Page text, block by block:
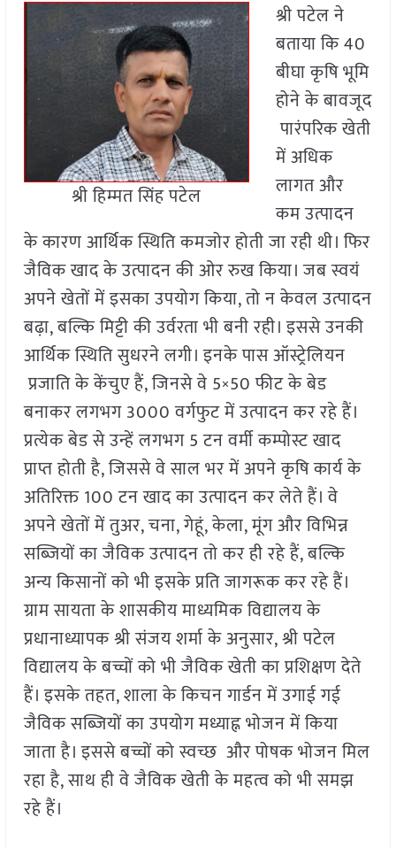
श्री हिम्मत सिंह पटेल
श्री पटेल ने
बताया कि 40
बीघा कृषि भूमि
होने के बावजूद
पारंपरिक खेती
में अधिक
लागत और
कम उत्पादन
के कारण आर्थिक स्थिति कमजोर होती जा रही थी। फिर
जैविक खाद के उत्पादन की ओर रुख किया। जब स्वयं
अपने खेतों में इसका उपयोग किया, तो न केवल उत्पादन
बढ़ा, बल्कि मिट्टी की उर्वरता भी बनी रही। इससे उनकी
आर्थिक स्थिति सुधरने लगी। इनके पास ऑस्ट्रेलियन
प्रजाति के केंचुए हैं, जिनसे वे 5×50 फीट के बेड
बनाकर लगभग 3000 वर्गफुट में उत्पादन कर रहे हैं।
प्रत्येक बेड से उन्हें लगभग 5 टन वर्मी कम्पोस्ट खाद
प्राप्त होती है, जिससे वे साल भर में अपने कृषि कार्य के
अतिरिक्त 100 टन खाद का उत्पादन कर लेते हैं। वे
अपने खेतों में तुअर, चना, गेहूं, केला, मूंग और विभिन्न
सब्जियों का जैविक उत्पादन तो कर ही रहे हैं, बल्कि
अन्य किसानों को भी इसके प्रति जागरूक कर रहे हैं।
ग्राम सायता के शासकीय माध्यमिक विद्यालय के
प्रधानाध्यापक श्री संजय शर्मा के अनुसार, श्री पटेल
विद्यालय के बच्चों को भी जैविक खेती का प्रशिक्षण देते
हैं। इसके तहत, शाला के किचन गार्डन में उगाई गई
जैविक सब्जियों का उपयोग मध्याह्न भोजन में किया
जाता है। इससे बच्चों को स्वच्छ और पोषक भोजन मिल
रहा है, साथ ही वे जैविक खेती के महत्व को भी समझ
रहे हैं।